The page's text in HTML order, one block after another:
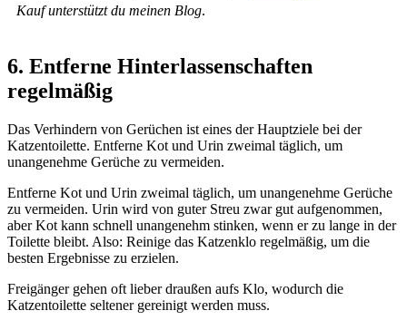
Kauf unterstützt du meinen Blog.
6. Entferne Hinterlassenschaften
regelmäßig
Das Verhindern von Gerüchen ist eines der Hauptziele bei der
Katzentoilette. Entferne Kot und Urin zweimal täglich, um
unangenehme Gerüche zu vermeiden.
Entferne Kot und Urin zweimal täglich, um unangenehme Gerüche
zu vermeiden. Urin wird von guter Streu zwar gut aufgenommen,
aber Kot kann schnell unangenehm stinken, wenn er zu lange in der
Toilette bleibt. Also: Reinige das Katzenklo regelmäßig, um die
besten Ergebnisse zu erzielen.
Freigänger gehen oft lieber draußen aufs Klo, wodurch die
Katzentoilette seltener gereinigt werden muss.